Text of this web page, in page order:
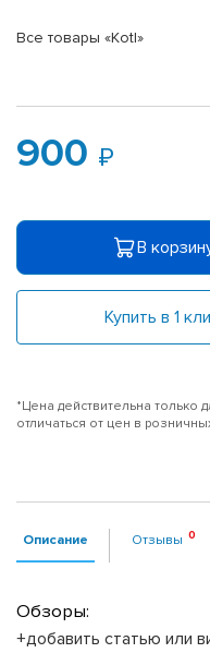
Все товары «Kotl»
900
В
Купить в 1
*Цена действительна только
отличаться от цен в
Описание Отзывы
Обзоры:
+добавить статью или